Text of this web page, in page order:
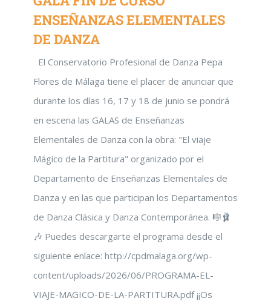
ENSEÑANZAS ELEMENTALES
DE DANZA
El Conservatorio Profesional de Danza Pepa
Flores de Málaga tiene el placer de anunciar que
durante los días 16, 17 y 18 de junio se pondrá
en escena las GALAS de Enseñanzas
Elementales de Danza con la obra: "El viaje
Mágico de la Partitura" organizado por el
Departamento de Enseñanzas Elementales de
Danza y en las que participan los Departamentos
de Danza Clásica y Danza Contemporánea. 🎼🩰
🎶 Puedes descargarte el programa desde el
siguiente enlace: http://cpdmalaga.org/wp-
content/uploads/2026/06/PROGRAMA-EL-
VIAJE-MAGICO-DE-LA-PARTITURA.pdf ​¡¡Os